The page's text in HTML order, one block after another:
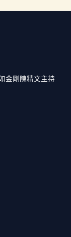
金剛陳精文主持